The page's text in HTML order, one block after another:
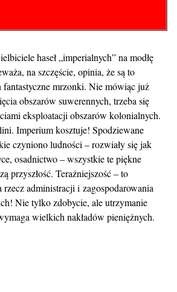
haseł „imperialnych” na modłę
na szczęście, opinia, że są to
mrzonki. Nie mówiąc już
obszarów suwerennych, trzeba się
eksploatacji obszarów kolonialnych.
Imperium kosztuje! Spodziewane
czyniono ludności – rozwiały się jak
osadnictwo – wszystkie te piękne
przyszłość. Teraźniejszość – to
rzecz administracji i zagospodarowania
Nie tylko zdobycie, ale utrzymanie
wielkich nakładów pieniężnych.